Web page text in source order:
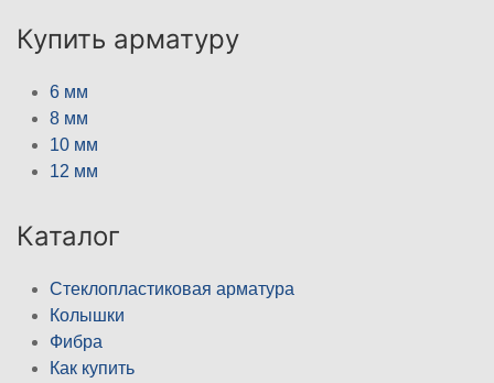
Купить арматуру
6 мм
8 мм
10 мм
12 мм
Каталог
Стеклопластиковая арматура
Колышки
Фибра
Как купить